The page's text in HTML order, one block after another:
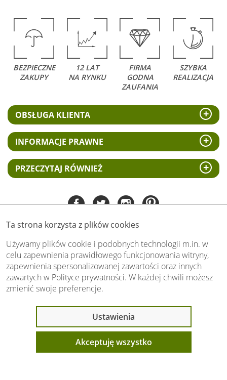
Ta strona korzysta z plików cookies
Używamy plików cookie i podobnych technologii m.in. w
celu zapewnienia prawidłowego funkcjonowania witryny,
zapewnienia spersonalizowanej zawartości oraz innych
zawartych w Polityce prywatności. W każdej chwili możesz
zmienić swoje preferencje.
Ustawienia
Akceptuję wszystko
BEZPIECZNE
ZAKUPY
12 LAT
NA RYNKU
FIRMA
GODNA
ZAUFANIA
SZYBKA
REALIZACJA
OBSŁUGA KLIENTA
INFORMACJE PRAWNE
PRZECZYTAJ RÓWNIEŻ
Tel:535 505 106
(pn-pt 8.00 - 15.00)
biuro@swiat-obrazow.pl
Copyright by swiat-obrazow.pl 2026,
Wszelkie prawa zastrzeżone
Otrzymaliśmy4.89pkt. na5możliwych.
Oceń nas również Ty:
Ostatnio 10 osób
oglądało ten produkt